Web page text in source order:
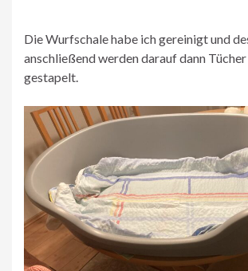
Die Wurfschale habe ich gereinigt und
anschließend werden darauf dann
gestapelt.